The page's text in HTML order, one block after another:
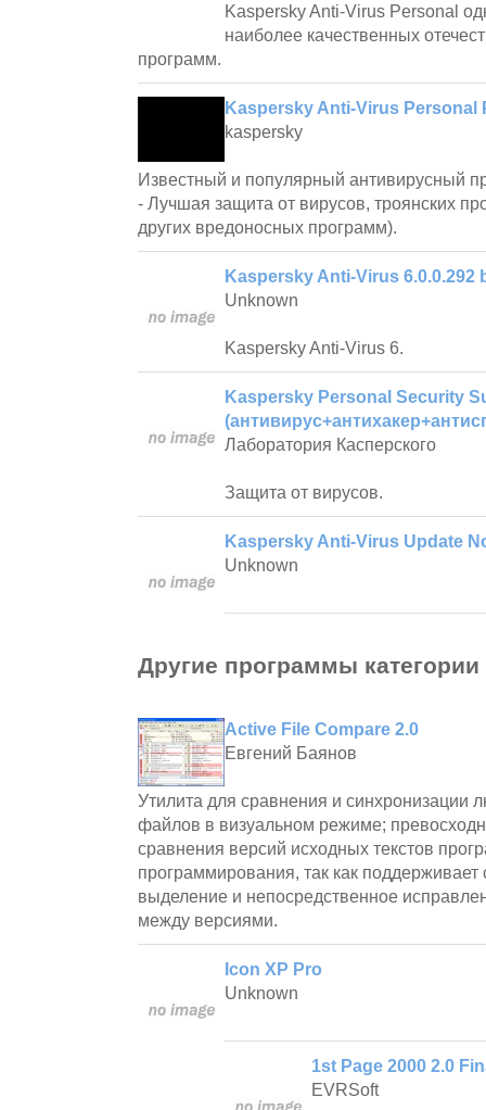
Kaspersky Anti-Virus Personal
наиболее качественных
программ.
Kaspersky Anti-Virus Personal
kaspersky
Известный и популярный антивирусный
- Лучшая защита от вирусов, троянских
других вредоносных программ).
Kaspersky Anti-Virus 6.0.0.292
Unknown
Kaspersky Anti-Virus 6.
Kaspersky Personal Security
Лаборатория Касперского
Защита от вирусов.
Kaspersky Anti-Virus Update
Unknown
Другие программы категории
Active File Compare 2.0
Евгений Баянов
Утилита для сравнения и синхронизации
файлов в визуальном режиме;
сравнения версий исходных текстов
программирования, так как поддерживает
выделение и непосредственное
между версиями.
Icon XP Pro
Unknown
1st Page 2000 2.0
EVRSoft